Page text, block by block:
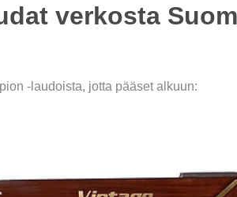
verkosta
-laudoista, jotta pääset alkuun: